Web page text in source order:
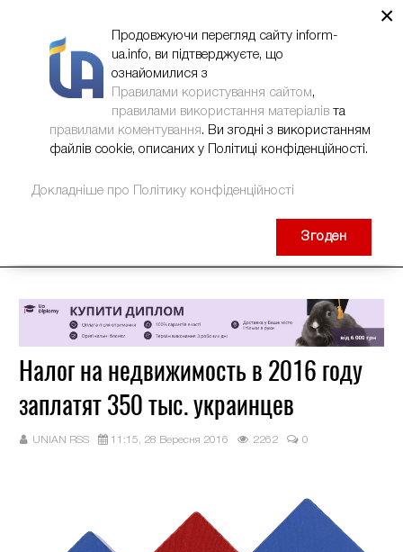
Налог на недвижимость в 2016 году
заплатят 350 тыс. украинцев
UNIAN RSS 11:15, 28 Вересня 2016 2262 0
×
Продовжуючи перегляд сайту inform-
ua.info, ви підтверджуєте, що
ознайомилися з
Правилами користування сайтом,
правилами використання матеріалів та
правилами коментування. Ви згодні з використанням
файлів cookie, описаних у Політиці конфіденційності.
Докладніше про Політику конфіденційності
Згоден